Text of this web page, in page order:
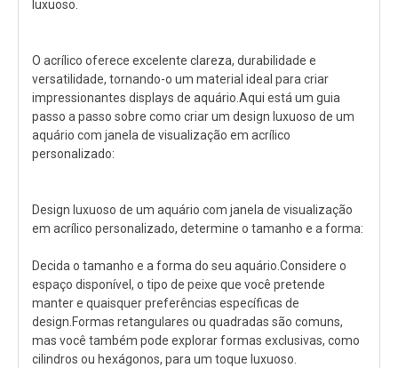
luxuoso.
O acrílico oferece excelente clareza, durabilidade e
versatilidade, tornando-o um material ideal para criar
impressionantes displays de aquário.Aqui está um guia
passo a passo sobre como criar um design luxuoso de um
aquário com janela de visualização em acrílico
personalizado:
Design luxuoso de um aquário com janela de visualização
em acrílico personalizado, determine o tamanho e a forma:
Decida o tamanho e a forma do seu aquário.Considere o
espaço disponível, o tipo de peixe que você pretende
manter e quaisquer preferências específicas de
design.Formas retangulares ou quadradas são comuns,
mas você também pode explorar formas exclusivas, como
cilindros ou hexágonos, para um toque luxuoso.